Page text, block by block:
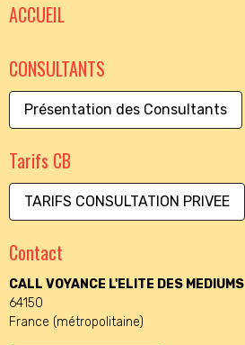
ACCUEIL
CONSULTANTS
Présentation des Consultants
Tarifs CB
TARIFS CONSULTATION PRIVEE
Contact
CALL VOYANCE L'ELITE DES MEDIUMS
64150
France (métropolitaine)